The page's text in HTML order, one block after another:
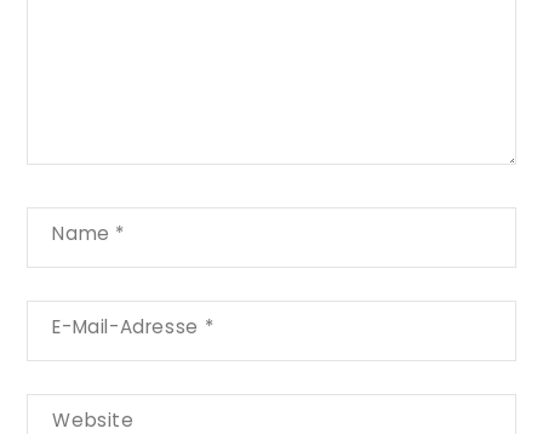
Name *
E-Mail-Adresse *
Website